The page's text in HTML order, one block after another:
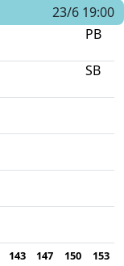
23/6 19:00
PB
SB
143 147 150 153